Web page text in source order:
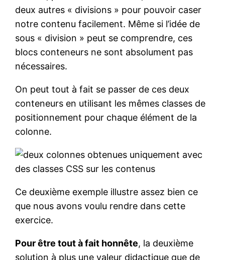
deux autres « divisions » pour pouvoir caser
notre contenu facilement. Même si l’idée de
sous « division » peut se comprendre, ces
blocs conteneurs ne sont absolument pas
nécessaires.
On peut tout à fait se passer de ces deux
conteneurs en utilisant les mêmes classes de
positionnement pour chaque élément de la
colonne.
Ce deuxième exemple illustre assez bien ce
que nous avons voulu rendre dans cette
exercice.
Pour être tout à fait honnête, la deuxième
solution à plus une valeur didactique que de